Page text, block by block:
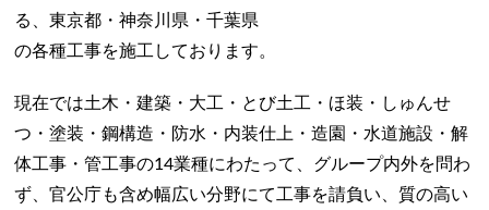
る、東京都・神奈川県・千葉県
の各種工事を施工しております。
現在では土木・建築・大工・とび土工・ほ装・しゅんせ
つ・塗装・鋼構造・防水・内装仕上・造園・水道施設・解
体工事・管工事の14業種にわたって、グループ内外を問わ
ず、官公庁も含め幅広い分野にて工事を請負い、質の高い